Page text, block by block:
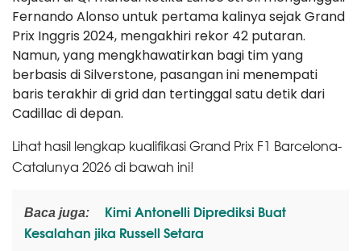
Fernando Alonso untuk pertama kalinya sejak Grand
Prix Inggris 2024, mengakhiri rekor 42 putaran.
Namun, yang mengkhawatirkan bagi tim yang
berbasis di Silverstone, pasangan ini menempati
baris terakhir di grid dan tertinggal satu detik dari
Cadillac di depan.
Lihat hasil lengkap kualifikasi Grand Prix F1 Barcelona-
Catalunya 2026 di bawah ini!
Baca juga:
Kimi Antonelli Diprediksi Buat
Kesalahan jika Russell Setara